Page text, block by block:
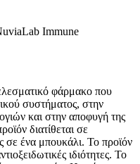
Immune
φάρμακο που
συστήματος, στην
και στην αποφυγή της
διατίθεται σε
σε ένα μπουκάλι. Το προϊόν
ιδιότητες. Το